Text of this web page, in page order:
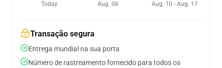
Today
Aug. 06
Aug. 10 - Aug. 17
Transação segura
Entrega mundial na sua porta
Número de rastreamento fornecido para todos os